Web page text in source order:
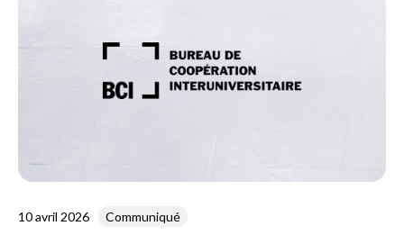
10 avril 2026 Communiqué